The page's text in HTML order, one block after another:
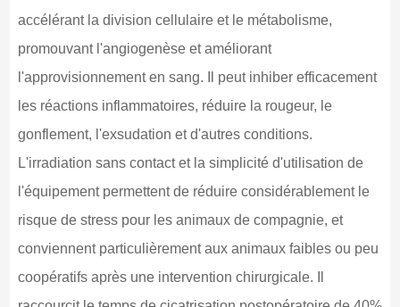
accélérant la division cellulaire et le métabolisme,
promouvant l'angiogenèse et améliorant
l'approvisionnement en sang. Il peut inhiber efficacement
les réactions inflammatoires, réduire la rougeur, le
gonflement, l'exsudation et d'autres conditions.
L'irradiation sans contact et la simplicité d'utilisation de
l'équipement permettent de réduire considérablement le
risque de stress pour les animaux de compagnie, et
conviennent particulièrement aux animaux faibles ou peu
coopératifs après une intervention chirurgicale. Il